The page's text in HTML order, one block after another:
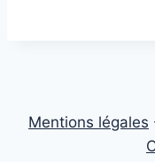
Mentions légales